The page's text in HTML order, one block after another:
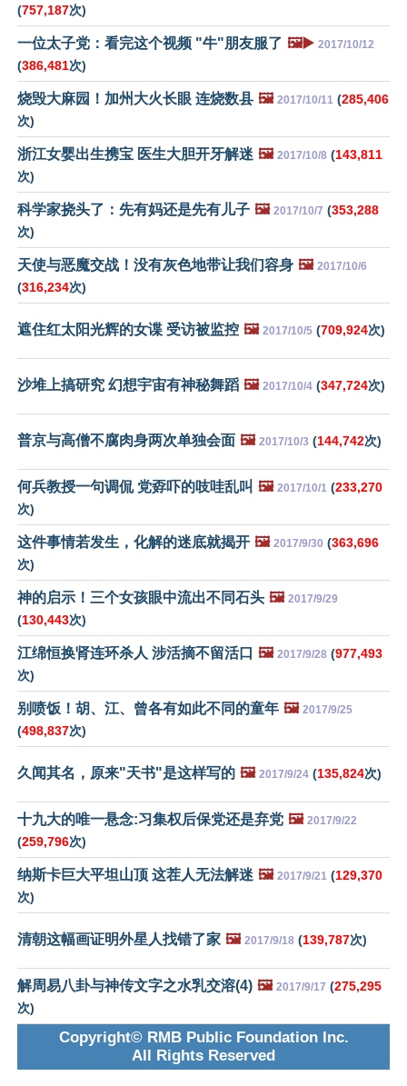
(757,187次)
一位太子党：看完这个视频 "牛"朋友服了 🖼️▶️ 2017/10/12
(386,481次)
烧毁大麻园！加州大火长眼 连烧数县 🖼️ 2017/10/11 (285,406
次)
浙江女婴出生携宝 医生大胆开牙解迷 🖼️ 2017/10/8 (143,811
次)
科学家挠头了：先有妈还是先有儿子 🖼️ 2017/10/7 (353,288
次)
天使与恶魔交战！没有灰色地带让我们容身 🖼️ 2017/10/6
(316,234次)
遮住红太阳光辉的女谍 受访被监控 🖼️ 2017/10/5 (709,924次)
沙堆上搞研究 幻想宇宙有神秘舞蹈 🖼️ 2017/10/4 (347,724次)
普京与高僧不腐肉身两次单独会面 🖼️ 2017/10/3 (144,742次)
何兵教授一句调侃 党孬吓的吱哇乱叫 🖼️ 2017/10/1 (233,270
次)
这件事情若发生，化解的迷底就揭开 🖼️ 2017/9/30 (363,696
次)
神的启示！三个女孩眼中流出不同石头 🖼️ 2017/9/29
(130,443次)
江绵恒换肾连环杀人 涉活摘不留活口 🖼️ 2017/9/28 (977,493
次)
别喷饭！胡、江、曾各有如此不同的童年 🖼️ 2017/9/25
(498,837次)
久闻其名，原来"天书"是这样写的 🖼️ 2017/9/24 (135,824次)
十九大的唯一悬念:习集权后保党还是弃党 🖼️ 2017/9/22
(259,796次)
纳斯卡巨大平坦山顶 这茬人无法解迷 🖼️ 2017/9/21 (129,370
次)
清朝这幅画证明外星人找错了家 🖼️ 2017/9/18 (139,787次)
解周易八卦与神传文字之水乳交溶(4) 🖼️ 2017/9/17 (275,295
次)
Copyright© RMB Public Foundation Inc.
All Rights Reserved